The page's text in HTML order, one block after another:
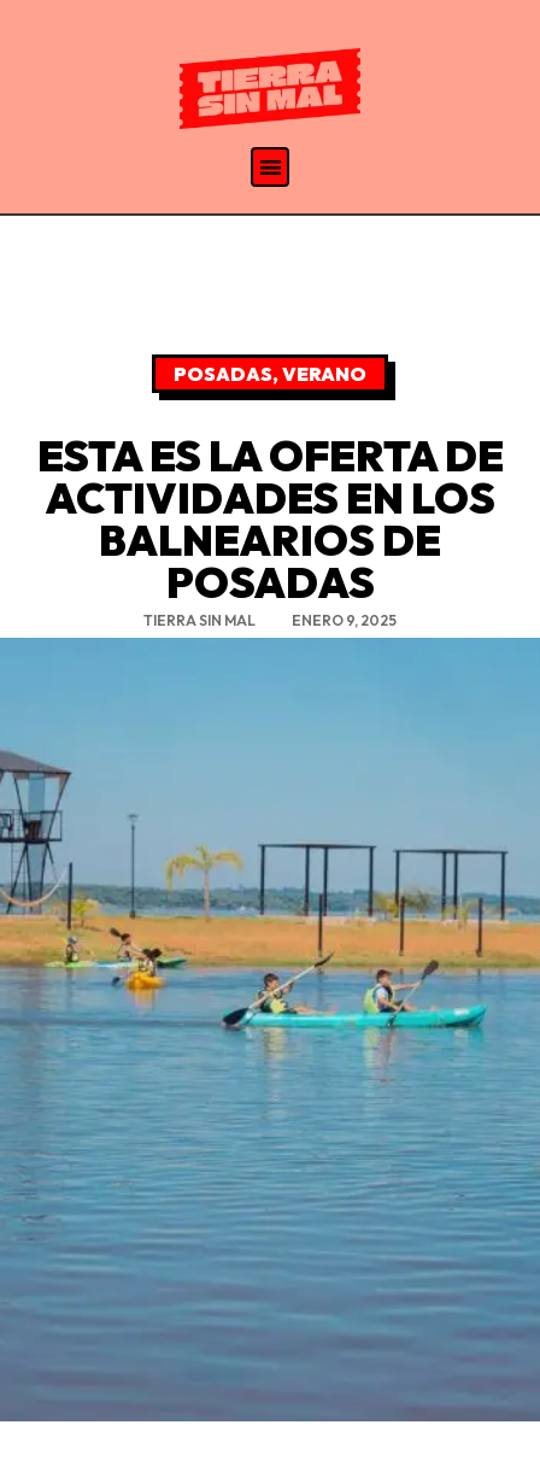
POSADAS,VERANO
ESTA ES LA OFERTA DE
ACTIVIDADES EN LOS
BALNEARIOS DE
POSADAS
TIERRA SIN MAL ENERO 9, 2025